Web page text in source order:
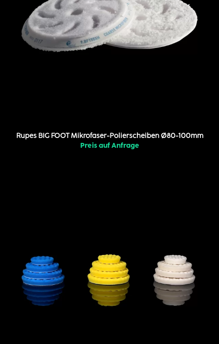
Rupes BIG FOOT Mikrofaser-Polierscheiben Ø80-100mm
Preis auf Anfrage